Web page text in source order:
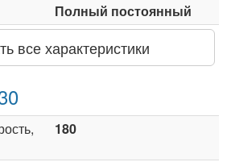
Полный постоянный
все характеристики
180